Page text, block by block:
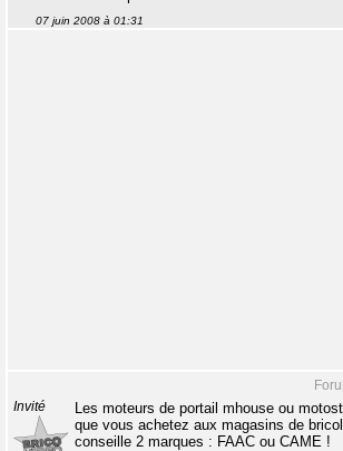
07 juin 2008 à 01:31
Invité
Les moteurs de portail mhouse ou
que vous achetez aux magasins de
conseille 2 marques : FAAC ou CAME !